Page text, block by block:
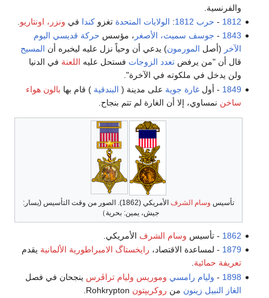
والفرنسية.
1812
- حرب 1812 : الولايات المتحدة تغزوكندا في ونزر، اونتاريو
1843
- جوسف سميث، الأصغر ، مؤسس حركة قديسي اليوم
الآخر (أصل المورمون) يدعي أن وحياً نزل عليه ليخبره أن المسيح
قال أن "من يرفضتعدد الزوجات فستحل عليه اللعنة في الدنيا
ولن يدخل في ملكوته في الآخرة".
1849 - أولغارة جوية على مدينة ( البندقية ) قام بها بالون هواء
ساخن نمساوي، إلا أن الغارة لم تتم بنجاح.
تأسيس وسام الشرف
الأمريكي (1862). الصور من وقت التأسيس (يسار:
جيش، يمين: بحرية）
1862 - تأسيس وسام الشرف الأمريكي.
1879 - لمساعدة الاقتصاد، رايخستاگ الامبراطورية الألمانية يقدم
تعريفة حمائية.
1898
- وليام رامسي وموريس وليام تراڤرس ينجحان في فصل
الغاز النبيل زينون من روكريپتون